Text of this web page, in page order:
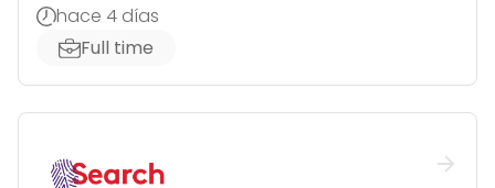
hace 4 días
Full time